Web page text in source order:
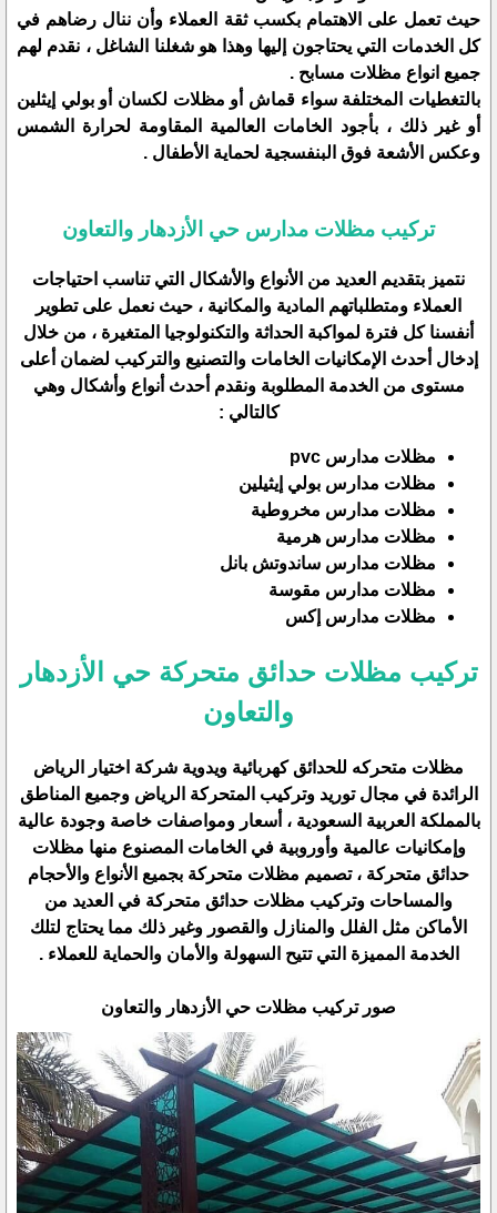
حيث تعمل على الاهتمام بكسب ثقة العملاء وأن ننال رضاهم في
كل الخدمات التي يحتاجون إليها وهذا هو شغلنا الشاغل ، نقدم لهم
جميع انواع مظلات مسابح .
بالتغطيات المختلفة سواء قماش أو مظلات لكسان أو بولي إيثلين
أو غير ذلك ، بأجود الخامات العالمية المقاومة لحرارة الشمس
وعكس الأشعة فوق البنفسجية لحماية الأطفال .
تركيب مظلات مدارس حي الأزدهار والتعاون
نتميز بتقديم العديد من الأنواع والأشكال التي تناسب احتياجات
العملاء ومتطلباتهم المادية والمكانية ، حيث نعمل على تطوير
أنفسنا كل فترة لمواكبة الحداثة والتكنولوجيا المتغيرة ، من خلال
إدخال أحدث الإمكانيات الخامات والتصنيع والتركيب لضمان أعلى
مستوى من الخدمة المطلوبة ونقدم أحدث أنواع وأشكال وهي
كالتالي :
مظلات مدارس pvc
مظلات مدارس بولي إيثيلين
مظلات مدارس مخروطية
مظلات مدارس هرمية
مظلات مدارس ساندوتش بانل
مظلات مدارس مقوسة
مظلات مدارس إكس
تركيب مظلات حدائق متحركة حي الأزدهار
والتعاون
مظلات متحركه للحدائق كهربائية ويدوية شركة اختيار الرياض
الرائدة في مجال توريد وتركيب المتحركة الرياض وجميع المناطق
بالمملكة العربية السعودية ، أسعار ومواصفات خاصة وجودة عالية
وإمكانيات عالمية وأوروبية في الخامات المصنوع منها مظلات
حدائق متحركة ، تصميم مظلات متحركة بجميع الأنواع والأحجام
والمساحات وتركيب مظلات حدائق متحركة في العديد من
الأماكن مثل الفلل والمنازل والقصور وغير ذلك مما يحتاج لتلك
الخدمة المميزة التي تتيح السهولة والأمان والحماية للعملاء .
صور تركيب مظلات حي الأزدهار والتعاون